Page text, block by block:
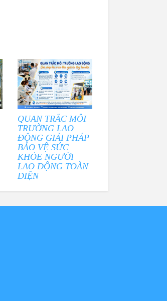
QUAN TRẮC MÔI
TRƯỜNG LAO
ĐỘNG GIẢI PHÁP
BẢO VỆ SỨC
KHỎE NGƯỜI
LAO ĐỘNG TOÀN
DIỆN